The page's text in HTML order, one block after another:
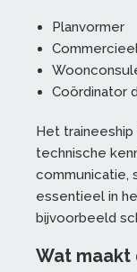
Planvormer
Coördinator
Het
technische
communicatie,
essentieel in
bijvoorbeeld
Wat maakt